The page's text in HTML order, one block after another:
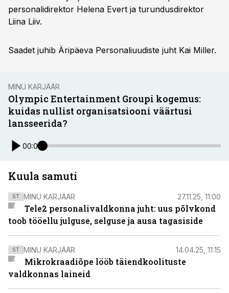
personalidirektor Helena Evert ja turundusdirektor
Liina Liiv.
Saadet juhib Äripäeva Personaliuudiste juht Kai Miller.
MINU KARJÄÄR
Olympic Entertainment Groupi kogemus:
kuidas nullist organisatsiooni väärtusi
lansseerida?
00:00
Kuula samuti
ST MINU KARJÄÄR 27.11.25, 11:00
Tele2 personalivaldkonna juht: uus põlvkond
toob tööellu julguse, selguse ja ausa tagasiside
ST MINU KARJÄÄR 14.04.25, 11:15
Mikrokraadiõpe lööb täiendkoolituste
valdkonnas laineid